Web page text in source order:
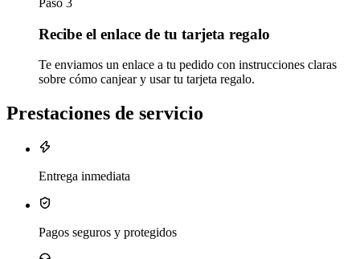
Paso 3
Recibe el enlace de tu tarjeta regalo
Te enviamos un enlace a tu pedido con instrucciones claras
sobre cómo canjear y usar tu tarjeta regalo.
Prestaciones de servicio
Entrega inmediata
Pagos seguros y protegidos